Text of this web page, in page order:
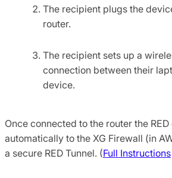
The recipient plugs the
router.
The recipient sets up a
connection between their
device.
Once connected to the router the
automatically to the XG Firewall (in
a secure RED Tunnel. (Full Instructions